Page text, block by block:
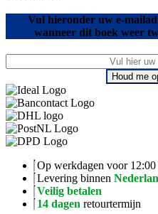
Vul hieronder uw e-
wanneer dit boek weer
Houd me
Op werkdagen voor 12:00
Levering binnen
Veilig betalen
14 dagen retourtermijn